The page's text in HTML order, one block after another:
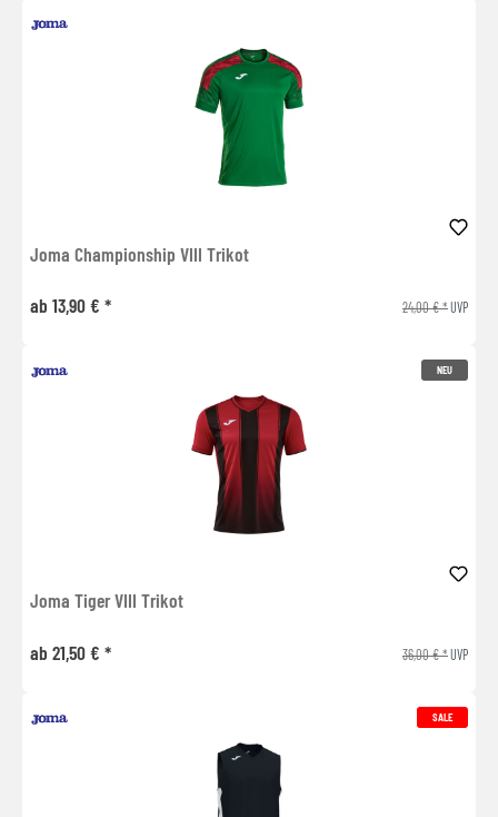
Joma Championship VIII Trikot
ab 13,90 € * 24,00 € *UVP
NEU
Joma Tiger VIII Trikot
ab 21,50 € * 36,00 € *UVP
SALE